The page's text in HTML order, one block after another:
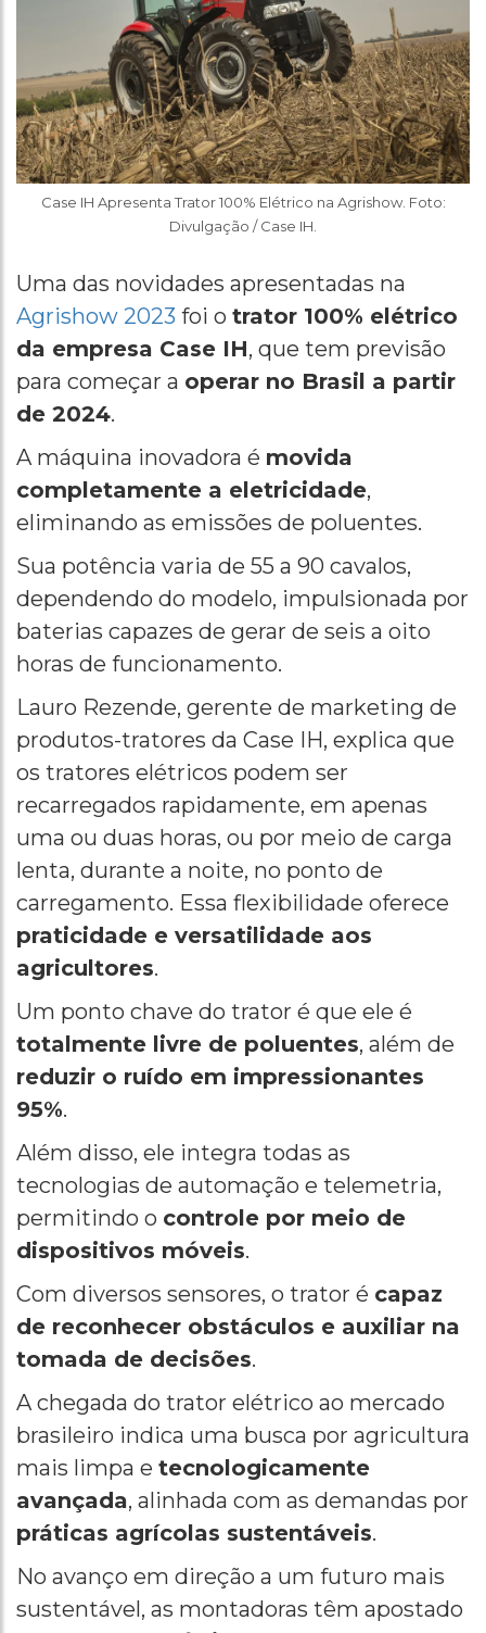
Case IH Apresenta Trator 100% Elétrico na Agrishow. Foto:
Divulgação / Case IH.
Uma das novidades apresentadas na
Agrishow 2023 foi o trator 100% elétrico
da empresa Case IH, que tem previsão
para começar a operar no Brasil a partir
de 2024.
A máquina inovadora é movida
completamente a eletricidade,
eliminando as emissões de poluentes.
Sua potência varia de 55 a 90 cavalos,
dependendo do modelo, impulsionada por
baterias capazes de gerar de seis a oito
horas de funcionamento.
Lauro Rezende, gerente de marketing de
produtos-tratores da Case IH, explica que
os tratores elétricos podem ser
recarregados rapidamente, em apenas
uma ou duas horas, ou por meio de carga
lenta, durante a noite, no ponto de
carregamento. Essa flexibilidade oferece
praticidade e versatilidade aos
agricultores.
Um ponto chave do trator é que ele é
totalmente livre de poluentes, além de
reduzir o ruído em impressionantes
95%.
Além disso, ele integra todas as
tecnologias de automação e telemetria,
permitindo o controle por meio de
dispositivos móveis.
Com diversos sensores, o trator é capaz
de reconhecer obstáculos e auxiliar na
tomada de decisões.
A chegada do trator elétrico ao mercado
brasileiro indica uma busca por agricultura
mais limpa e tecnologicamente
avançada, alinhada com as demandas por
práticas agrícolas sustentáveis.
No avanço em direção a um futuro mais
sustentável, as montadoras têm apostado